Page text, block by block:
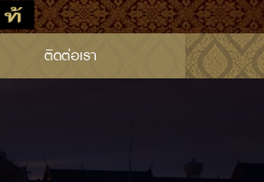
ติดต่อเรา